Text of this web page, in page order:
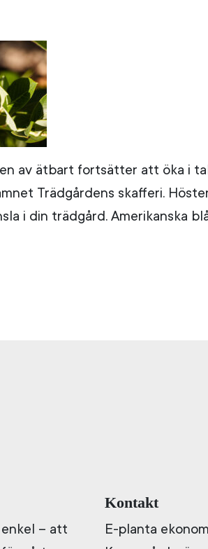
av ätbart fortsätter att öka i
Trädgårdens skafferi.
i din trädgård. Amerikanska
– att
Kontakt
E-planta